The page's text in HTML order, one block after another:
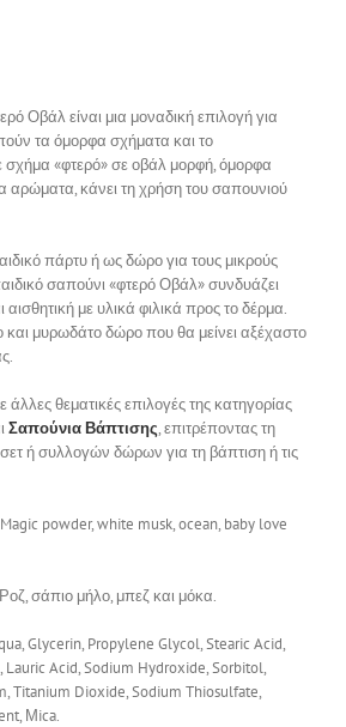
Οβάλ είναι μια μοναδική επιλογή για
τα όμορφα σχήματα και το
σχήμα «φτερό» σε οβάλ μορφή, όμορφα
αρώματα, κάνει τη χρήση του σαπουνιού
πάρτυ ή ως δώρο για τους μικρούς
σαπούνι «φτερό Οβάλ» συνδυάζει
με υλικά φιλικά προς το δέρμα.
και μυρωδάτο δώρο που θα μείνει αξέχαστο
θεματικές επιλογές της κατηγορίας
Σαπούνια Βάπτισης, επιτρέποντας τη
ή συλλογών δώρων για τη βάπτιση ή τις
powder, white musk, ocean, baby love
σάπιο μήλο, μπεζ και μόκα.
Glycerin, Propylene Glycol, Stearic Acid,
Acid, Sodium Hydroxide, Sorbitol,
Titanium Dioxide, Sodium Thiosulfate,
Μica.